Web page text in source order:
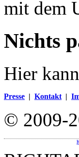
mit dem
Nichts
Hier
Presse | Kontakt |
© 2009-